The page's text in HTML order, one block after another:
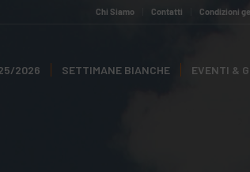
Chi Siamo Contatti Condizioni
2026 SETTIMANE BIANCHE EVENTI &